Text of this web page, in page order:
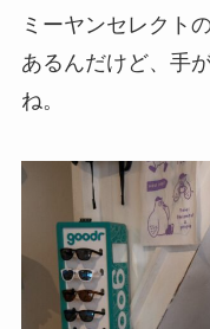
ミーヤンセレクト
あるんだけど、手
ね。